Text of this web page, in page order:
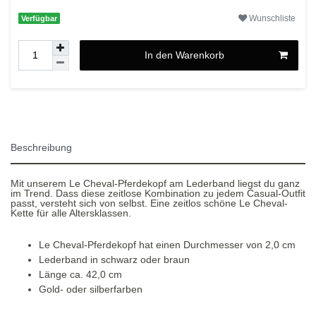
Verfügbar Wunschliste
In den Warenkorb
Beschreibung
Mit unserem Le Cheval-Pferdekopf am Lederband liegst du ganz
im Trend. Dass diese zeitlose Kombination zu jedem Casual-Outfit
passt, versteht sich von selbst. Eine zeitlos schöne Le Cheval-
Kette für alle Altersklassen.
Le Cheval-Pferdekopf hat einen Durchmesser von 2,0 cm
Lederband in schwarz oder braun
Länge ca. 42,0 cm
Gold- oder silberfarben